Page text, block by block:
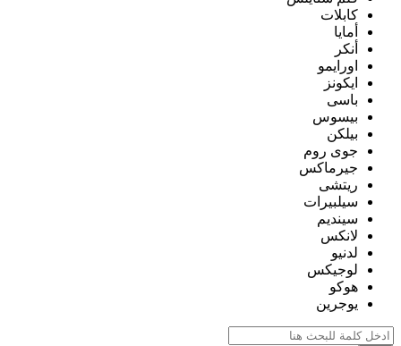
كابلات
أمايا
أنكر
اورايمو
ايكونز
باسى
بيسوس
بيلكن
جوى روم
جيرماكس
ريتشى
سيلبيرات
سينديم
لانكس
لدنيو
لوجيكس
هوكو
يوجرين